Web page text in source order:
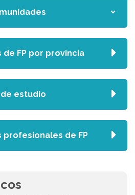
FP por provincia
estudio
de FP